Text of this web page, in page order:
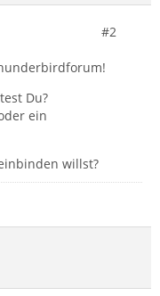
#2
Du?
ein
willst?